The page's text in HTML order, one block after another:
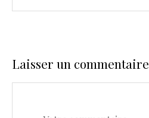
Laisser un commentaire